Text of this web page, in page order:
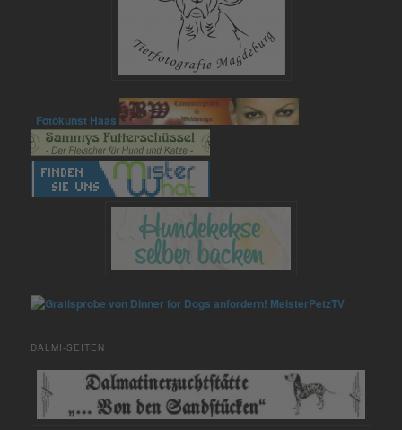
Fotokunst Haas
MeisterPetzTV
DALMI-SEITEN